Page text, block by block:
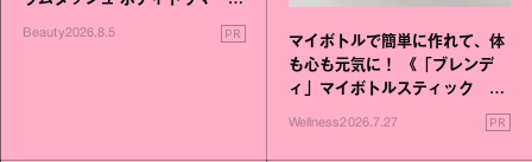
Beauty2026.8.5 PR
マイボトルで簡単に作れて、体
も心も元気に！ 《「ブレンデ
ィ」マイボトルスティック い
いこと毎日》シリーズが誕生
Wellness2026.7.27 PR